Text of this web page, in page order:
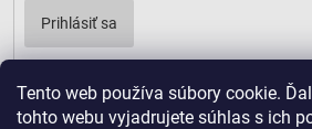
Tento web používa súbory cookie.
tohto webu vyjadrujete súhlas s ich
Prihlásiť sa